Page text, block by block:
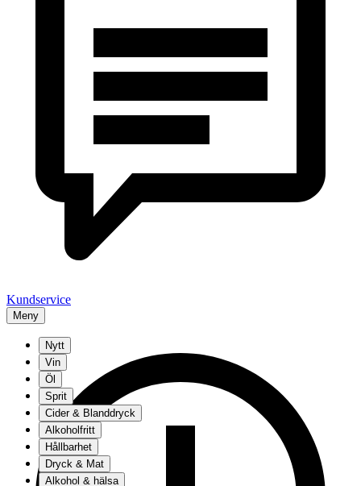
Kundservice
Meny
Nytt
Vin
Öl
Sprit
Cider & Blanddryck
Alkoholfritt
Hållbarhet
Dryck & Mat
Alkohol & hälsa